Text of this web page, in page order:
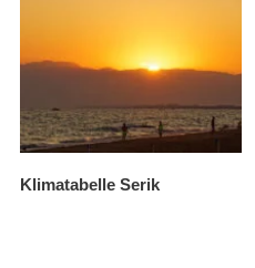
Klimatabelle Serik